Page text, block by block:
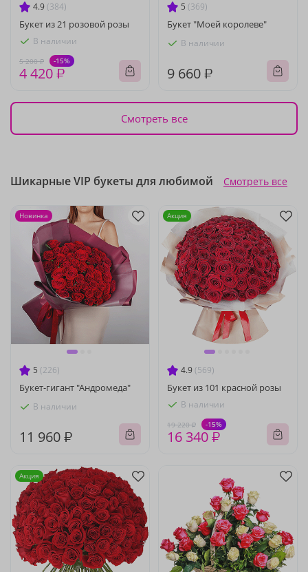
4.9 (384)
Букет из 21 розовой розы
В наличии
5 200 ₽ -15%
4 420 ₽
5 (369)
Букет "Моей королеве"
В наличии
9 660 ₽
Смотреть все
Шикарные VIP букеты для любимой Смотреть все
5 (226)
Букет-гигант "Андромеда"
В наличии
11 960 ₽
Новинка
4.9 (569)
Букет из 101 красной розы
В наличии
19 220 ₽ -15%
16 340 ₽
Акция
Акция